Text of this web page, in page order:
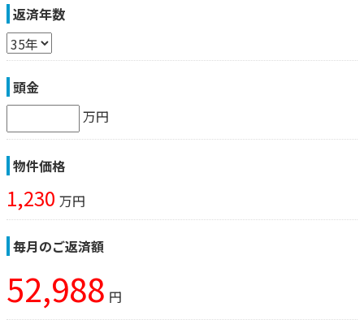
返済年数
頭金
万円
物件価格
1,230 万円
毎月のご返済額
52,988 円